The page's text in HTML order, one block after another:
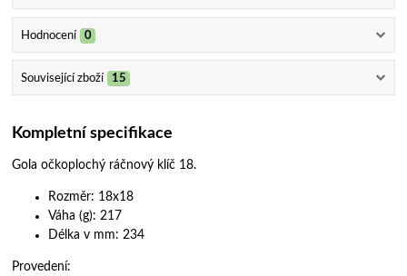
Hodnocení 0
Související zboží 15
Kompletní specifikace
Gola očkoplochý ráčnový klíč 18.
Rozměr: 18x18
Váha (g): 217
Délka v mm: 234
Provedení: